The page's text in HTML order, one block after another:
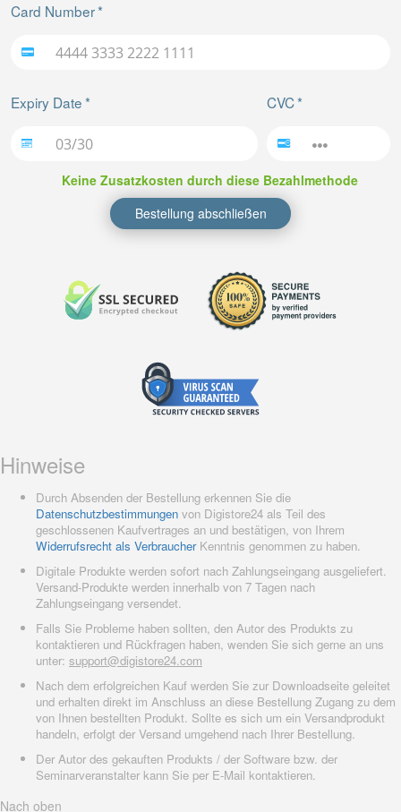
Card Number
Expiry Date CVC
Keine Zusatzkosten durch diese Bezahlmethode
Bestellung abschließen
Hinweise
Durch Absenden der Bestellung erkennen Sie die
Datenschutzbestimmungen von Digistore24 als Teil des
geschlossenen Kaufvertrages an und bestätigen, von Ihrem
Widerrufsrecht als VerbraucherKenntnis genommen zu haben.
Digitale Produkte werden sofort nach Zahlungseingang ausgeliefert.
Versand-Produkte werden innerhalb von 7 Tagen nach
Zahlungseingang versendet.
Falls Sie Probleme haben sollten, den Autor des Produkts zu
kontaktieren und Rückfragen haben, wenden Sie sich gerne an uns
unter: support@digistore24.com
Nach dem erfolgreichen Kauf werden Sie zur Downloadseite geleitet
und erhalten direkt im Anschluss an diese Bestellung Zugang zu dem
von Ihnen bestellten Produkt. Sollte es sich um ein Versandprodukt
handeln, erfolgt der Versand umgehend nach Ihrer Bestellung.
Der Autor des gekauften Produkts / der Software bzw. der
Seminarveranstalter kann Sie per E-Mail kontaktieren.
Nach oben